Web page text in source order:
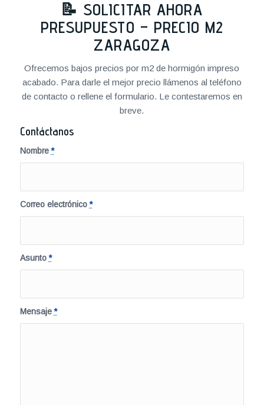
📝 SOLICITAR AHORA
PRESUPUESTO – PRECIO M2
ZARAGOZA
Ofrecemos bajos precios por m2 de hormigón impreso
acabado. Para darle el mejor precio llámenos al teléfono
de contacto o rellene el formulario. Le contestaremos en
breve.
Contáctanos
Nombre*
Correo electrónico*
Asunto*
Mensaje*